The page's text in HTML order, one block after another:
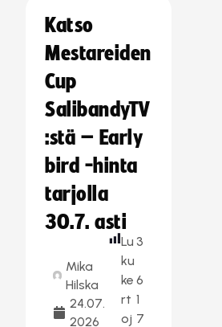
Katso
Mestareiden
Cup
SalibandyTV
:stä – Early
bird -hinta
tarjolla
30.7. asti
Mika
Hilska
24.07.
2026
Lu
ku
ke
rt
oj
3
6
1
7